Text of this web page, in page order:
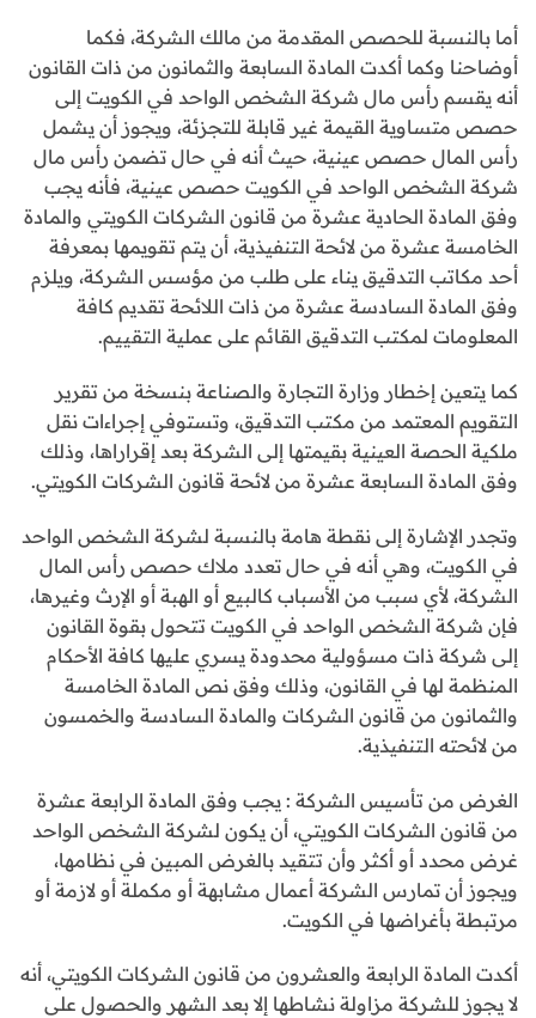
أما بالنسبة للحصص المقدمة من مالك الشركة، فكما
أوضاحنا وكما أكدت المادة السابعة والثمانون من ذات القانون
أنه يقسم رأس مال شركة الشخص الواحد في الكويت إلى
حصص متساوية القيمة غير قابلة للتجزئة، ويجوز أن يشمل
رأس المال حصص عينية، حيث أنه في حال تضمن رأس مال
شركة الشخص الواحد في الكويت حصص عينية، فأنه يجب
وفق المادة الحادية عشرة من قانون الشركات الكويتي والمادة
الخامسة عشرة من لائحة التنفيذية، أن يتم تقويمها بمعرفة
أحد مكاتب التدقيق يناء على طلب من مؤسس الشركة، ويلزم
وفق المادة السادسة عشرة من ذات اللائحة تقديم كافة
المعلومات لمكتب التدقيق القائم على عملية التقييم.
كما يتعين إخطار وزارة التجارة والصناعة بنسخة من تقرير
التقويم المعتمد من مكتب التدقيق، وتستوفي إجراءات نقل
ملكية الحصة العينية بقيمتها إلى الشركة بعد إقراراها، وذلك
وفق المادة السابعة عشرة من لائحة قانون الشركات الكويتي.
وتجدر الإشارة إلى نقطة هامة بالنسبة لشركة الشخص الواحد
في الكويت، وهي أنه في حال تعدد ملاك حصص رأس المال
الشركة، لأي سبب من الأسباب كالبيع أو الهبة أو الإرث وغيرها،
فإن شركة الشخص الواحد في الكويت تتحول بقوة القانون
إلى شركة ذات مسؤولية محدودة يسري عليها كافة الأحكام
المنظمة لها في القانون، وذلك وفق نص المادة الخامسة
والثمانون من قانون الشركات والمادة السادسة والخمسون
من لائحته التنفيذية.
الغرض من تأسيس الشركة : يجب وفق المادة الرابعة عشرة
من قانون الشركات الكويتي، أن يكون لشركة الشخص الواحد
غرض محدد أو أكثر وأن تتقيد بالغرض المبين في نظامها،
ويجوز أن تمارس الشركة أعمال مشابهة أو مكملة أو لازمة أو
مرتبطة بأغراضها في الكويت.
أكدت المادة الرابعة والعشرون من قانون الشركات الكويتي، أنه
لا يجوز للشركة مزاولة نشاطها إلا بعد الشهر والحصول على